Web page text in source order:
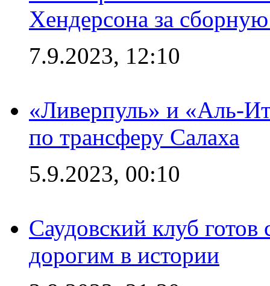
Хендерсона за
7.9.2023, 12:10
«Ливерпуль» и «Аль-
по трансферу Салаха
5.9.2023, 00:10
Саудовский клуб
дорогим в истории